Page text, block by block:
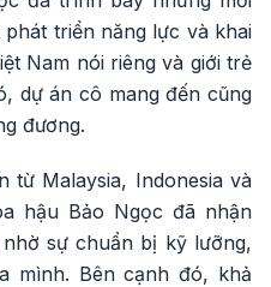
triển năng lực và khai
Nam nói riêng và giới trẻ
dự án cô mang đến cũng
đương.
từ Malaysia, Indonesia và
hậu Bảo Ngọc đã nhận
sự chuẩn bị kỹ lưỡng,
mình. Bên cạnh đó, khả